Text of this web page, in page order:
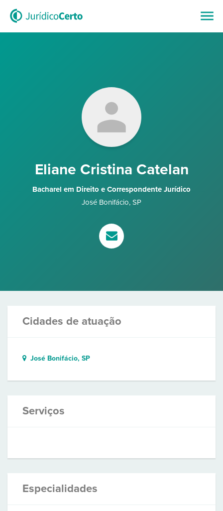
Eliane Cristina Catelan
Bacharel em Direito e Correspondente Jurídico
José Bonifácio, SP
Cidades de atuação
José Bonifácio, SP
Serviços
Especialidades